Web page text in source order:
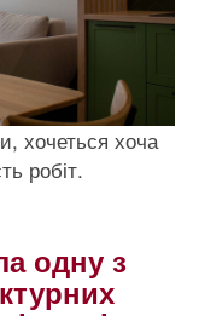
хочеться хоча
робіт.
одну з